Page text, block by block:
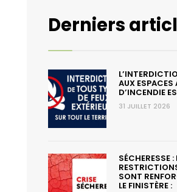
Derniers
AUX ESPACES
D’INCENDIE
31 JUILLET 2026
SÉCHERESSE :
SONT
LE FINISTÈRE :